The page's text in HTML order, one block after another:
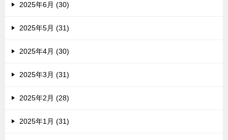
2025年6月 (30)
2025年5月 (31)
2025年4月 (30)
2025年3月 (31)
2025年2月 (28)
2025年1月 (31)